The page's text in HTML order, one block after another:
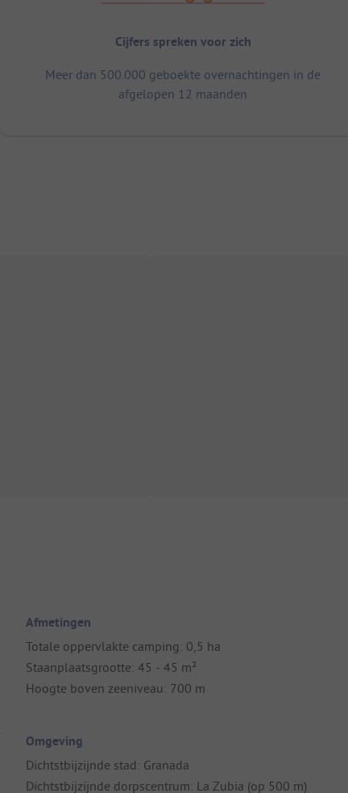
Cijfers spreken voor zich
Meer dan 500.000 geboekte overnachtingen in de
afgelopen 12 maanden
Afmetingen
Totale oppervlakte camping: 0,5 ha
Staanplaatsgrootte: 45 - 45 m²
Hoogte boven zeeniveau: 700 m
Omgeving
Dichtstbijzijnde stad: Granada
Dichtstbijzijnde dorpscentrum: La Zubia (op 500 m)